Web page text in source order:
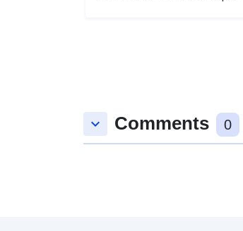
keyboard_arrow_down Comments 0